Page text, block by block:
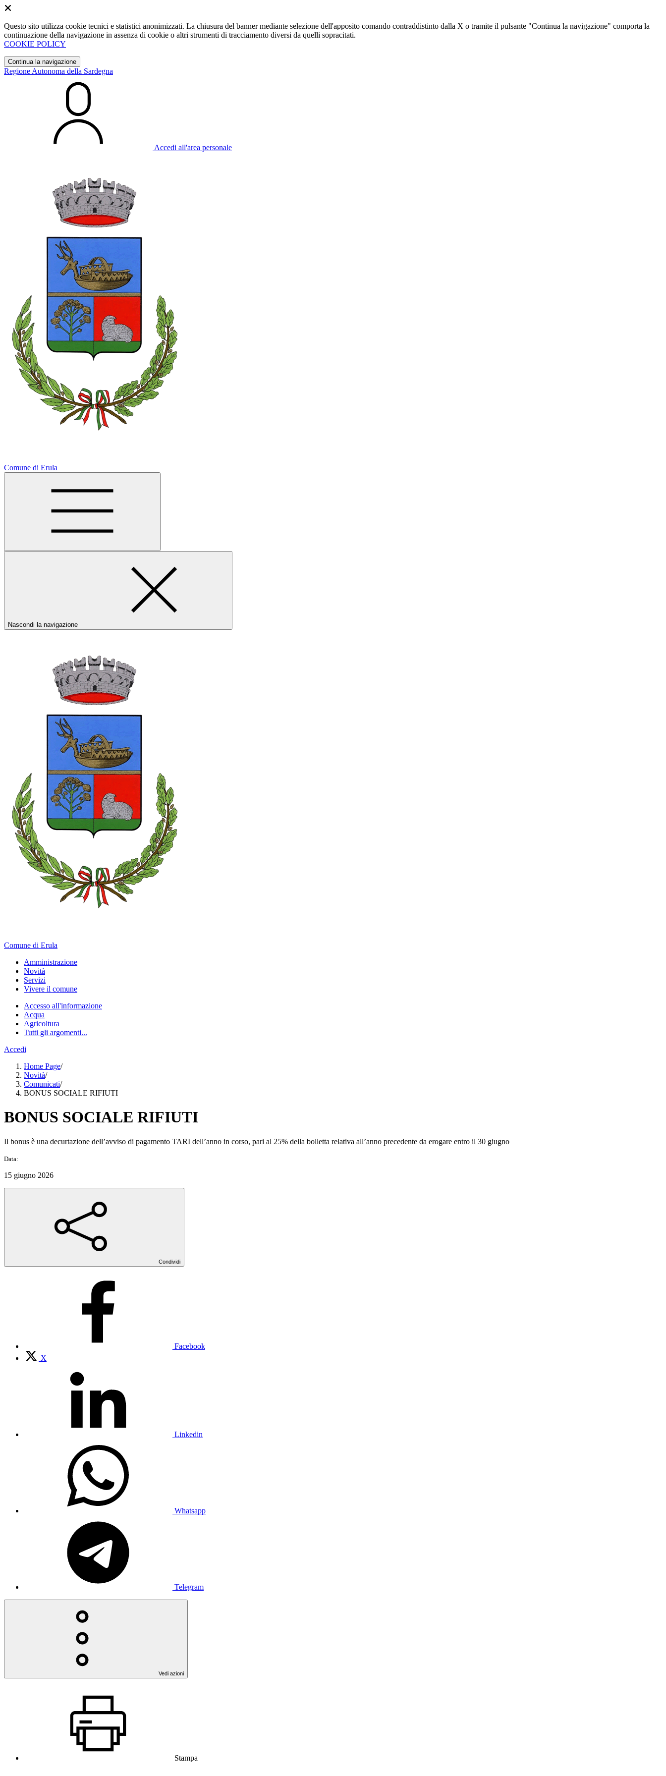
Questo sito utilizza cookie tecnici e statistici anonimizzati. La chiusura del banner mediante selezione dell'apposito comando contraddistinto dalla X o tramite il pulsante "Continua la navigazione" comporta la
continuazione della navigazione in assenza di cookie o altri strumenti di tracciamento diversi da quelli sopracitati.
COOKIE POLICY
Continua la navigazione
Regione Autonoma della Sardegna
Accedi all'area personale
Comune di Erula
Nascondi la navigazione
Comune di Erula
Amministrazione
Novità
Servizi
Vivere il comune
Accesso all'informazione
Acqua
Agricoltura
Tutti gli argomenti...
Accedi
Home Page/
Novità/
Comunicati/
BONUS SOCIALE RIFIUTI
BONUS SOCIALE RIFIUTI
Il bonus è una decurtazione dell’avviso di pagamento TARI dell’anno in corso, pari al 25% della bolletta relativa all’anno precedente da erogare entro il 30 giugno
Data:
15 giugno 2026
Condividi
Facebook
X
Linkedin
Whatsapp
Telegram
Vedi azioni
Stampa